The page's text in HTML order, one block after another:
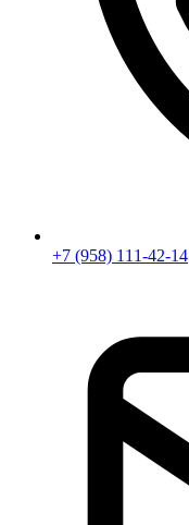
+7 (958) 111-42-14